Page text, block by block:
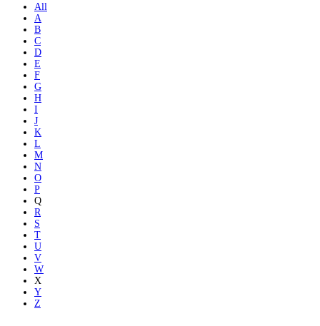
All
A
B
C
D
E
F
G
H
I
J
K
L
M
N
O
P
Q
R
S
T
U
V
W
X
Y
Z